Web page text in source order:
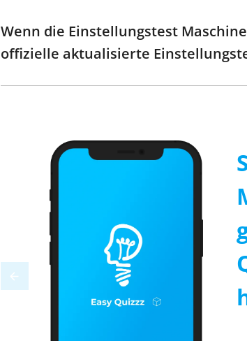
Wenn die Einstellungstest
offizielle aktualisierte